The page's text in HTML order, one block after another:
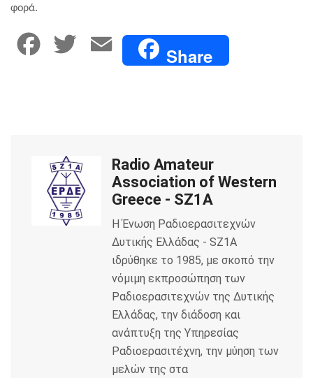
φορά.
b
o
t
e
E
l
Share
Radio Amateur
Association of Western
Greece - SZ1A
Η Ένωση Ραδιοερασιτεχνών
Δυτικής Ελλάδας - SZ1A
ιδρύθηκε το 1985, με σκοπό την
νόμιμη εκπροσώπηση των
Ραδιοερασιτεχνών της Δυτικής
Ελλάδας, την διάδοση και
ανάπτυξη της Υπηρεσίας
Ραδιοερασιτέχνη, την μύηση των
μελών της στα